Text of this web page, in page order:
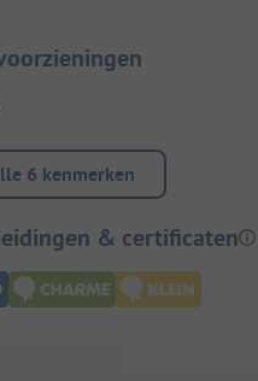
6 kenmerken
& certificaten